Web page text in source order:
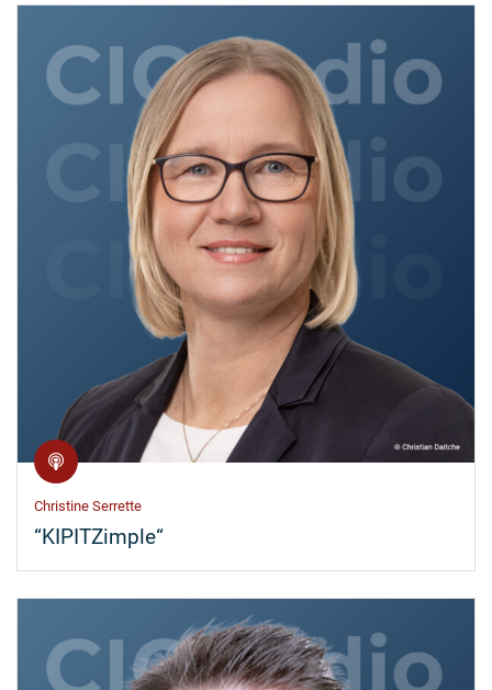
Christine Serrette
“KIPITZimple“